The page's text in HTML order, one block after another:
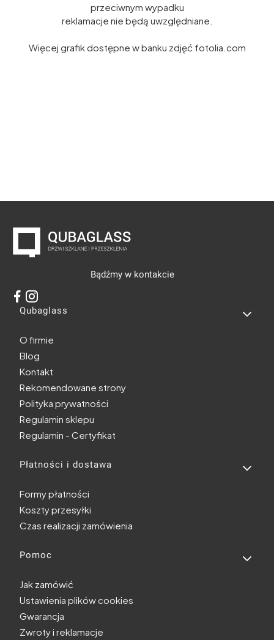
przeciwnym wypadku
reklamacje nie będą uwzględniane.
Więcej grafik dostępne w banku zdjęć fotolia.com
Bądźmy w kontakcie
Linki w stopce
Qubaglass
O firmie
Blog
Kontakt
Rekomendowane strony
Polityka prywatności
Regulamin sklepu
Regulamin - Certyfikat
Płatności i dostawa
Formy płatności
Koszty przesyłki
Czas realizacji zamówienia
Pomoc
Jak zamówić
Ustawienia plików cookies
Gwarancja
Zwroty i reklamacje